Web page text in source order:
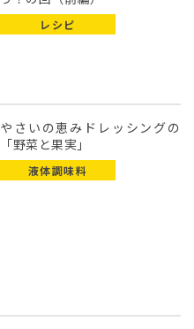
レシピ
やさいの恵みドレッシングの
「野菜と果実」
液体調味料